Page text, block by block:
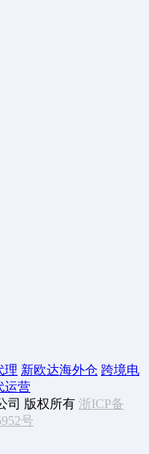
理 新欧达海外仓 跨境电
运营
司 版权所有 浙ICP备
号